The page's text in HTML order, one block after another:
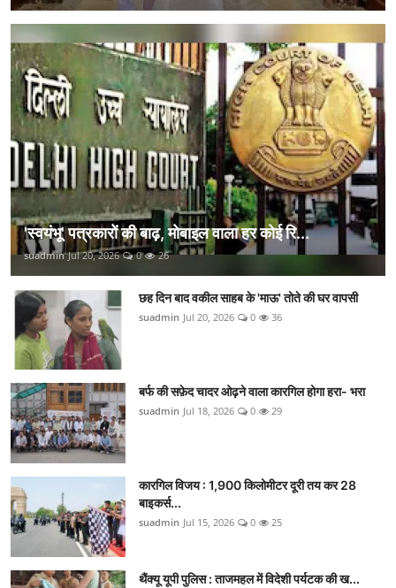
'स्वयंभू' पत्रकारों की बाढ़, मोबाइल वाला हर कोई रि...
suadmin Jul 20, 2026 0 26
छह दिन बाद वकील साहब के 'माऊ' तोते की घर वापसी
suadmin Jul 20, 2026 0 36
बर्फ की सफ़ेद चादर ओढ़ने वाला कारगिल होगा हरा- भरा
suadmin Jul 18, 2026 0 29
कारगिल विजय : 1,900 किलोमीटर दूरी तय कर 28
बाइकर्स...
suadmin Jul 15, 2026 0 25
थैंक्यू यूपी पुलिस : ताजमहल में विदेशी पर्यटक की ख...